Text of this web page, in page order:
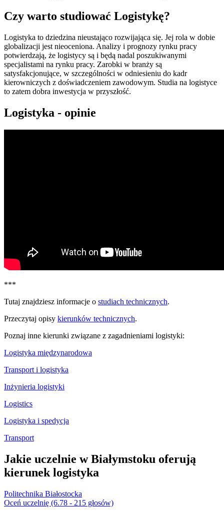
Czy warto studiować Logistykę?
Logistyka to dziedzina nieustająco rozwijająca się. Jej rola w dobie
globalizacji jest nieoceniona. Analizy i prognozy rynku pracy
potwierdzają, że logistycy są i będą nadal poszukiwanymi
specjalistami na rynku pracy. Zarobki w branży są
satysfakcjonujące, w szczególności w odniesieniu do kadr
kierowniczych z doświadczeniem zawodowym. Studia na logistyce
to zatem dobra inwestycja w przyszłość.
Logistyka - opinie
***
Tutaj znajdziesz informacje o studiach technicznych.
Przeczytaj opisy kierunków technicznych.
Poznaj inne kierunki związane z zagadnieniami logistyki:
Logistyka międzynarodowa
Transport i logistyka
Inżynieria logistyki
Logistics
Logistyka i spedycja
Transport
Jakie uczelnie w Białymstoku oferują
kierunek logistyka
Politechnika Białostocka
Oceń uczelnię (6.78 - 215 głosów)